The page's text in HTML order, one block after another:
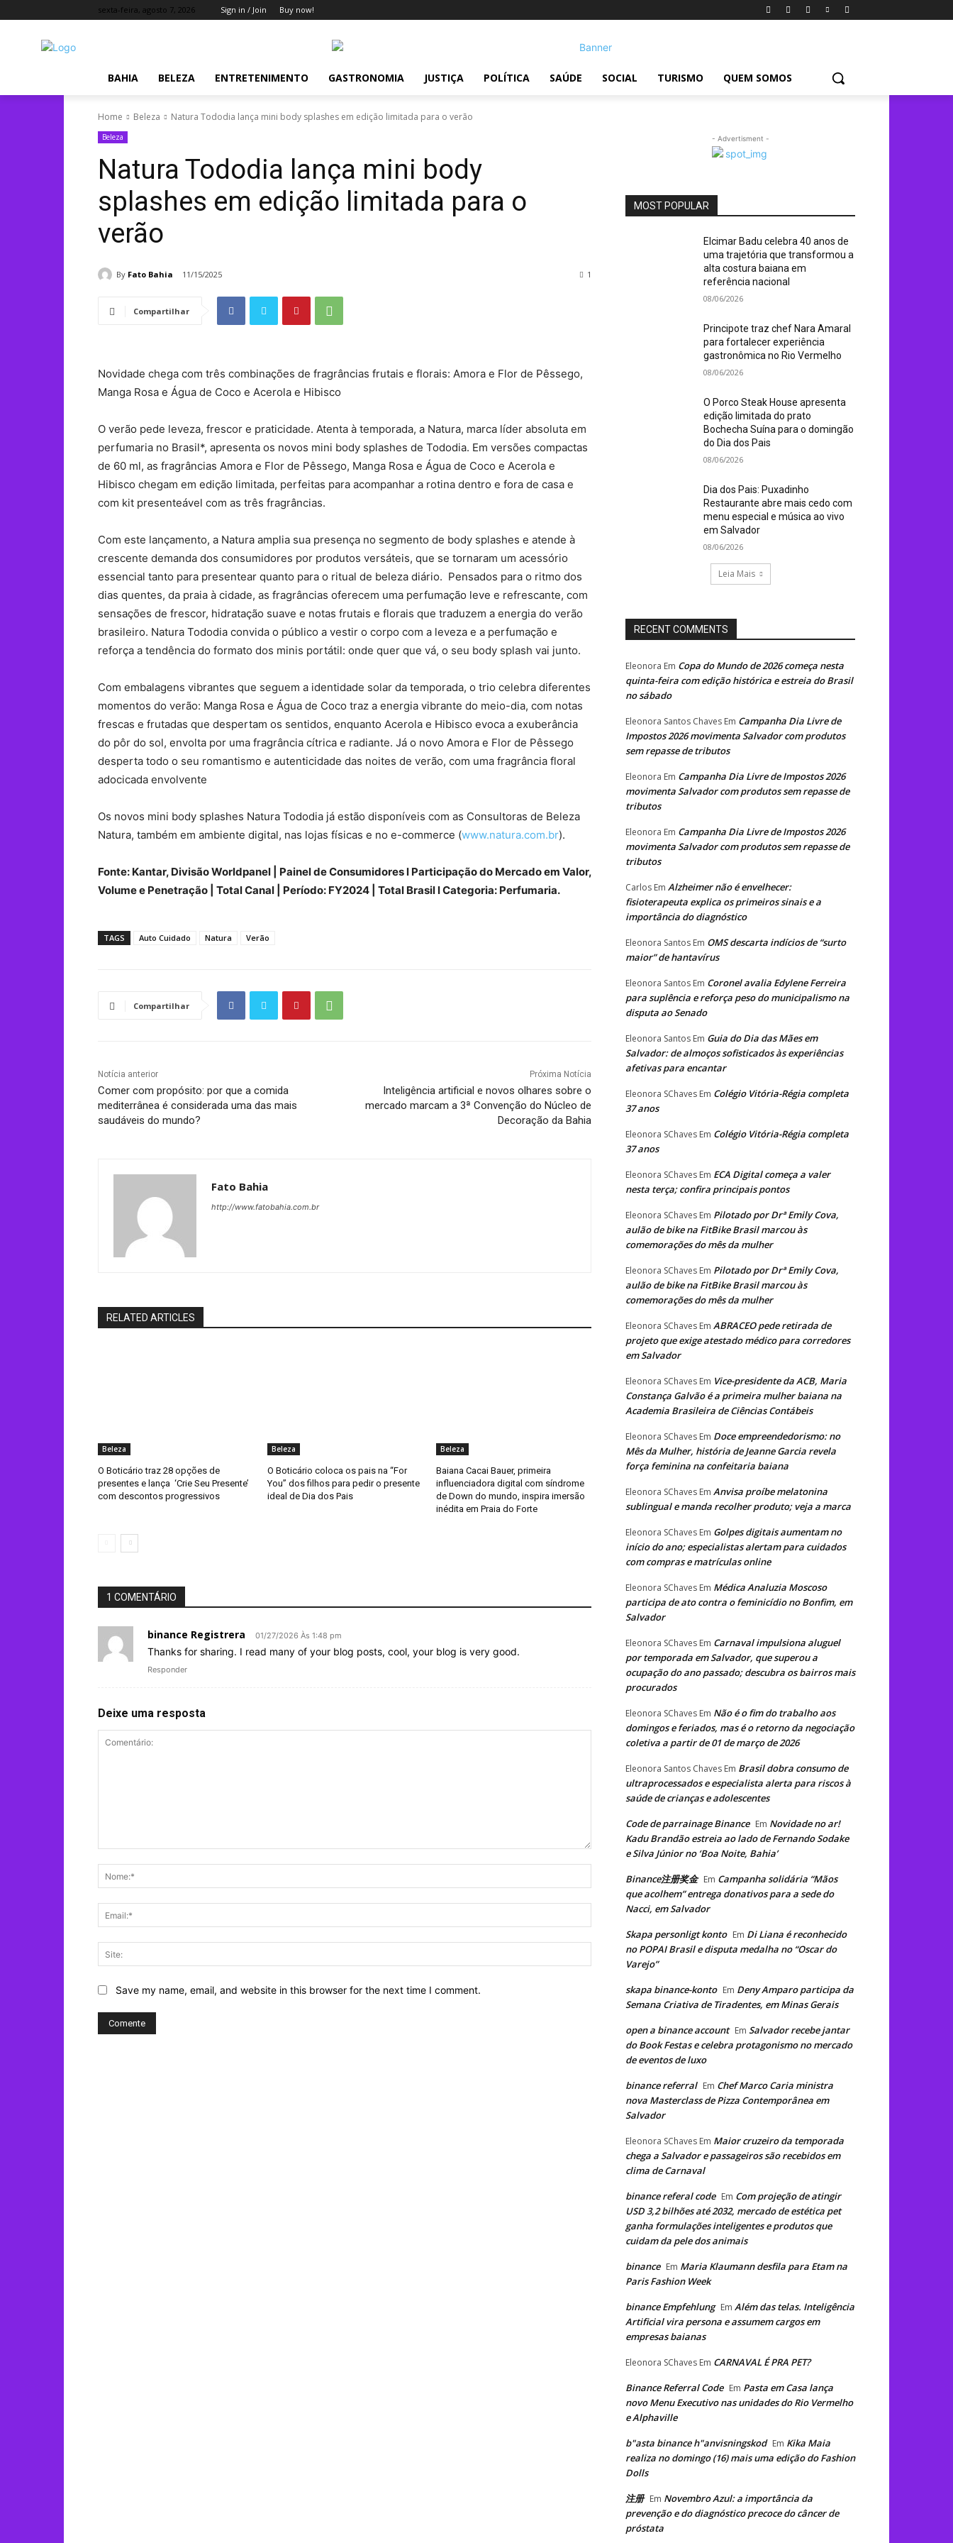
sexta-feira, agosto 7, 2026 Sign in / Join Buy now!
BAHIA BELEZA ENTRETENIMENTO GASTRONOMIA JUSTIÇA POLÍTICA SAÚDE SOCIAL TURISMO QUEM SOMOS
Home Beleza Natura Tododia lança mini body splashes em edição limitada para o verão
Beleza
Natura Tododia lança mini body
splashes em edição limitada para o
verão
By Fato Bahia 11/15/2025 1
Compartilhar
Novidade chega com três combinações de fragrâncias frutais e florais: Amora e Flor de Pêssego,
Manga Rosa e Água de Coco e Acerola e Hibisco
O verão pede leveza, frescor e praticidade. Atenta à temporada, a Natura, marca líder absoluta em
perfumaria no Brasil*, apresenta os novos mini body splashes de Tododia. Em versões compactas
de 60 ml, as fragrâncias Amora e Flor de Pêssego, Manga Rosa e Água de Coco e Acerola e
Hibisco chegam em edição limitada, perfeitas para acompanhar a rotina dentro e fora de casa e
com kit presenteável com as três fragrâncias.
Com este lançamento, a Natura amplia sua presença no segmento de body splashes e atende à
crescente demanda dos consumidores por produtos versáteis, que se tornaram um acessório
essencial tanto para presentear quanto para o ritual de beleza diário. Pensados para o ritmo dos
dias quentes, da praia à cidade, as fragrâncias oferecem uma perfumação leve e refrescante, com
sensações de frescor, hidratação suave e notas frutais e florais que traduzem a energia do verão
brasileiro. Natura Tododia convida o público a vestir o corpo com a leveza e a perfumação e
reforça a tendência do formato dos minis portátil: onde quer que vá, o seu body splash vai junto.
Com embalagens vibrantes que seguem a identidade solar da temporada, o trio celebra diferentes
momentos do verão: Manga Rosa e Água de Coco traz a energia vibrante do meio-dia, com notas
frescas e frutadas que despertam os sentidos, enquanto Acerola e Hibisco evoca a exuberância
do pôr do sol, envolta por uma fragrância cítrica e radiante. Já o novo Amora e Flor de Pêssego
desperta todo o seu romantismo e autenticidade das noites de verão, com uma fragrância floral
adocicada envolvente
Os novos mini body splashes Natura Tododia já estão disponíveis com as Consultoras de Beleza
Natura, também em ambiente digital, nas lojas físicas e no e-commerce (www.natura.com.br).
Fonte: Kantar, Divisão Worldpanel | Painel de Consumidores l Participação do Mercado em Valor,
Volume e Penetração | Total Canal | Período: FY2024 | Total Brasil l Categoria: Perfumaria.
TAGS Auto Cuidado Natura Verão
Compartilhar
Notícia anterior
Comer com propósito: por que a comida
mediterrânea é considerada uma das mais
saudáveis do mundo?
Próxima Notícia
Inteligência artificial e novos olhares sobre o
mercado marcam a 3ª Convenção do Núcleo de
Decoração da Bahia
Fato Bahia
http://www.fatobahia.com.br
RELATED ARTICLES
Beleza
O Boticário traz 28 opções de
presentes e lança ‘Crie Seu Presente’
com descontos progressivos
Beleza
O Boticário coloca os pais na “For
You” dos filhos para pedir o presente
ideal de Dia dos Pais
Beleza
Baiana Cacai Bauer, primeira
influenciadora digital com síndrome
de Down do mundo, inspira imersão
inédita em Praia do Forte
1 COMENTÁRIO
binance Registrera 01/27/2026 Às 1:48 pm
Thanks for sharing. I read many of your blog posts, cool, your blog is very good.
Responder
Deixe uma resposta
Save my name, email, and website in this browser for the next time I comment.
- Advertisment -
MOST POPULAR
Elcimar Badu celebra 40 anos de
uma trajetória que transformou a
alta costura baiana em
referência nacional
08/06/2026
Principote traz chef Nara Amaral
para fortalecer experiência
gastronômica no Rio Vermelho
08/06/2026
O Porco Steak House apresenta
edição limitada do prato
Bochecha Suína para o domingão
do Dia dos Pais
08/06/2026
Dia dos Pais: Puxadinho
Restaurante abre mais cedo com
menu especial e música ao vivo
em Salvador
08/06/2026
Leia Mais
RECENT COMMENTS
Eleonora Em Copa do Mundo de 2026 começa nesta
quinta-feira com edição histórica e estreia do Brasil
no sábado
Eleonora Santos Chaves Em Campanha Dia Livre de
Impostos 2026 movimenta Salvador com produtos
sem repasse de tributos
Eleonora Em Campanha Dia Livre de Impostos 2026
movimenta Salvador com produtos sem repasse de
tributos
Eleonora Em Campanha Dia Livre de Impostos 2026
movimenta Salvador com produtos sem repasse de
tributos
Carlos Em Alzheimer não é envelhecer:
fisioterapeuta explica os primeiros sinais e a
importância do diagnóstico
Eleonora Santos Em OMS descarta indícios de “surto
maior” de hantavírus
Eleonora Santos Em Coronel avalia Edylene Ferreira
para suplência e reforça peso do municipalismo na
disputa ao Senado
Eleonora Santos Em Guia do Dia das Mães em
Salvador: de almoços sofisticados às experiências
afetivas para encantar
Eleonora SChaves Em Colégio Vitória-Régia completa
37 anos
Eleonora SChaves Em Colégio Vitória-Régia completa
37 anos
Eleonora SChaves Em ECA Digital começa a valer
nesta terça; confira principais pontos
Eleonora SChaves Em Pilotado por Drª Emily Cova,
aulão de bike na FitBike Brasil marcou às
comemorações do mês da mulher
Eleonora SChaves Em Pilotado por Drª Emily Cova,
aulão de bike na FitBike Brasil marcou às
comemorações do mês da mulher
Eleonora SChaves Em ABRACEO pede retirada de
projeto que exige atestado médico para corredores
em Salvador
Eleonora SChaves Em Vice-presidente da ACB, Maria
Constança Galvão é a primeira mulher baiana na
Academia Brasileira de Ciências Contábeis
Eleonora SChaves Em Doce empreendedorismo: no
Mês da Mulher, história de Jeanne Garcia revela
força feminina na confeitaria baiana
Eleonora SChaves Em Anvisa proíbe melatonina
sublingual e manda recolher produto; veja a marca
Eleonora SChaves Em Golpes digitais aumentam no
início do ano; especialistas alertam para cuidados
com compras e matrículas online
Eleonora SChaves Em Médica Analuzia Moscoso
participa de ato contra o feminicídio no Bonfim, em
Salvador
Eleonora SChaves Em Carnaval impulsiona aluguel
por temporada em Salvador, que superou a
ocupação do ano passado; descubra os bairros mais
procurados
Eleonora SChaves Em Não é o fim do trabalho aos
domingos e feriados, mas é o retorno da negociação
coletiva a partir de 01 de março de 2026
Eleonora Santos Chaves Em Brasil dobra consumo de
ultraprocessados e especialista alerta para riscos à
saúde de crianças e adolescentes
Code de parrainage Binance Em Novidade no ar!
Kadu Brandão estreia ao lado de Fernando Sodake
e Silva Júnior no ‘Boa Noite, Bahia’
Binance注册奖金 Em Campanha solidária “Mãos
que acolhem” entrega donativos para a sede do
Nacci, em Salvador
Skapa personligt konto Em Di Liana é reconhecido
no POPAI Brasil e disputa medalha no “Oscar do
Varejo”
skapa binance-konto Em Deny Amparo participa da
Semana Criativa de Tiradentes, em Minas Gerais
open a binance account Em Salvador recebe jantar
do Book Festas e celebra protagonismo no mercado
de eventos de luxo
binance referral Em Chef Marco Caria ministra
nova Masterclass de Pizza Contemporânea em
Salvador
Eleonora SChaves Em Maior cruzeiro da temporada
chega a Salvador e passageiros são recebidos em
clima de Carnaval
binance referal code Em Com projeção de atingir
USD 3,2 bilhões até 2032, mercado de estética pet
ganha formulações inteligentes e produtos que
cuidam da pele dos animais
binance Em Maria Klaumann desfila para Etam na
Paris Fashion Week
binance Empfehlung Em Além das telas. Inteligência
Artificial vira persona e assumem cargos em
empresas baianas
Eleonora SChaves Em CARNAVAL É PRA PET?
Binance Referral Code Em Pasta em Casa lança
novo Menu Executivo nas unidades do Rio Vermelho
e Alphaville
b"asta binance h"anvisningskod Em Kika Maia
realiza no domingo (16) mais uma edição do Fashion
Dolls
注册 Em Novembro Azul: a importância da
prevenção e do diagnóstico precoce do câncer de
próstata